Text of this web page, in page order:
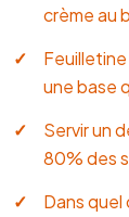
crème au
une base
Servir un
80% des
Dans